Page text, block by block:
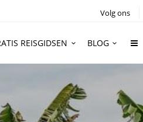
Volg ons
REISGIDSEN BLOG